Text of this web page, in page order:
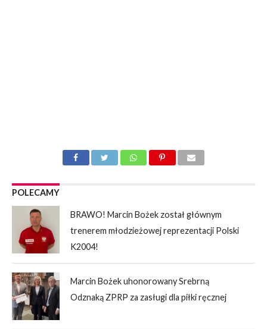
POLECAMY
BRAWO! Marcin Bożek został głównym
trenerem młodzieżowej reprezentacji Polski
K2004!
Marcin Bożek uhonorowany Srebrną
Odznaką ZPRP za zasługi dla piłki ręcznej